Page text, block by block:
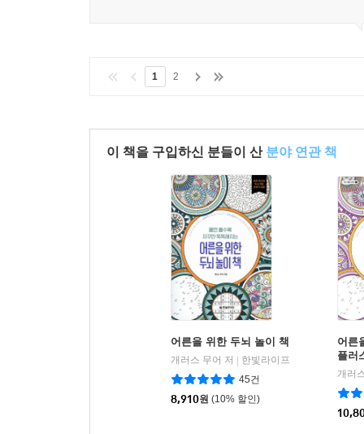
1 2
이 책을 구입하신 분들이 산 분야 연관 책
어른을 위한 두뇌 놀이 책
개러스 무어 저
한빛라이프
45건
8,910원 (10% 할인)
어른
플러
개러